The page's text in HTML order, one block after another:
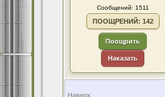
Сообщений: 1511
ПООЩРЕНИЙ: 142
Поощрить
Наказать
Наверх